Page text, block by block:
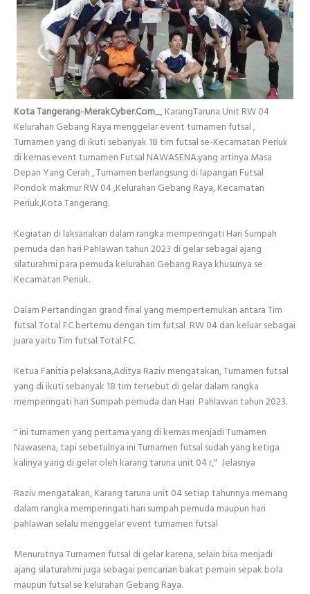
Kota Tangerang-MerakCyber.Com_, KarangTaruna Unit RW 04
Kelurahan Gebang Raya menggelar event turnamen futsal ,
Turnamen yang di ikuti sebanyak 18 tim futsal se-Kecamatan Periuk
di kemas event turnamen Futsal NAWASENA.yang artinya Masa
Depan Yang Cerah , Turnamen berlangsung di lapangan Futsal
Pondok makmur RW 04 ,Kelurahan Gebang Raya, Kecamatan
Periuk,Kota Tangerang.
Kegiatan di laksanakan dalam rangka memperingati Hari Sumpah
pemuda dan hari Pahlawan tahun 2023 di gelar sebagai ajang
silaturahmi para pemuda kelurahan Gebang Raya khusunya se
Kecamatan Periuk.
Dalam Pertandingan grand final yang mempertemukan antara Tim
futsal Total FC bertemu dengan tim futsal RW 04 dan keluar sebagai
juara yaitu Tim futsal Total.FC.
Ketua Fanitia pelaksana,Aditya Raziv mengatakan, Turnamen futsal
yang di ikuti sebanyak 18 tim tersebut di gelar dalam rangka
memperingati hari Sumpah pemuda dan Hari Pahlawan tahun 2023.
" ini turnamen yang pertama yang di kemas menjadi Turnamen
Nawasena, tapi sebetulnya ini Turnamen futsal sudah yang ketiga
kalinya yang di gelar oleh karang taruna unit 04 r," Jelasnya
Raziv mengatakan, Karang taruna unit 04 setiap tahunnya memang
dalam rangka memperingati hari sumpah pemuda maupun hari
pahlawan selalu menggelar event turnamen futsal
Menurutnya Turnamen futsal di gelar karena, selain bisa menjadi
ajang silaturahmi juga sebagai pencarian bakat pemain sepak bola
maupun futsal se kelurahan Gebang Raya.